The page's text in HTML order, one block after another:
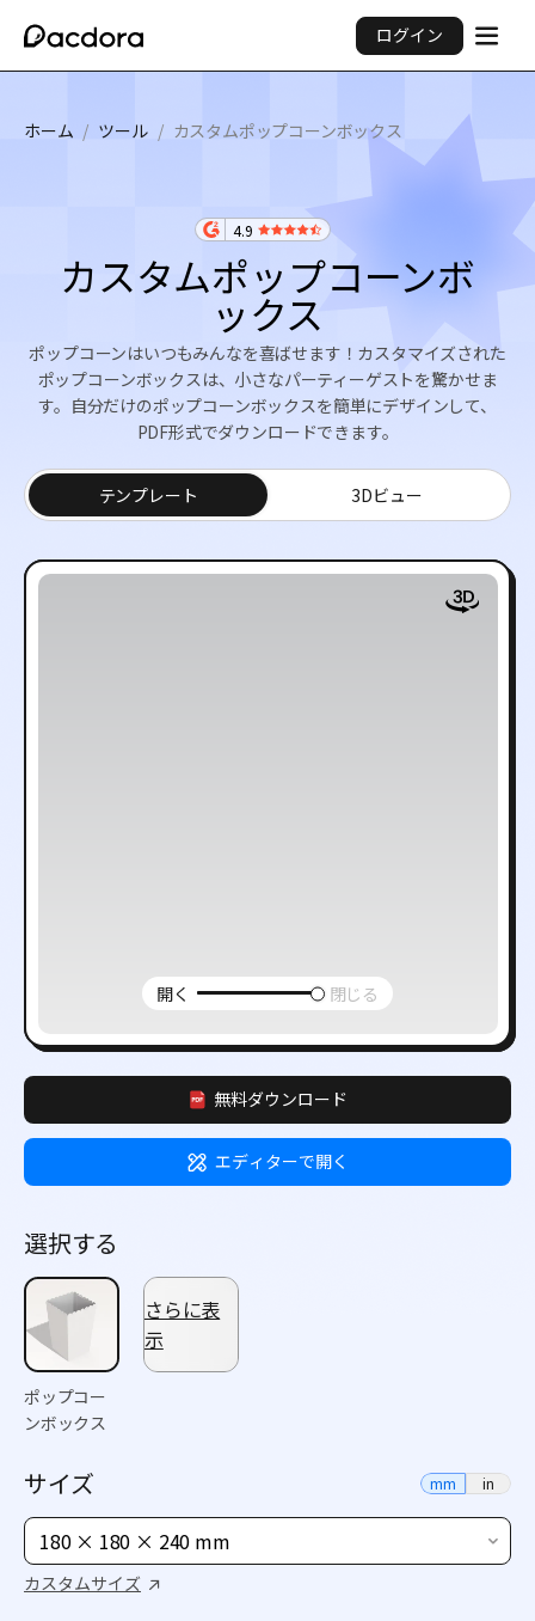
ログイン
ホーム / ツール / カスタムポップコーンボックス
4.9
カスタムポップコーンボ
ックス
ポップコーンはいつもみんなを喜ばせます！カスタマイズされた
ポップコーンボックスは、小さなパーティーゲストを驚かせま
す。自分だけのポップコーンボックスを簡単にデザインして、
PDF形式でダウンロードできます。
無料ダウンロード
エディターで開く
テンプレート 3Dビュー
開く 閉じる
選択する
ポップコー
ンボックス
さらに表
示
サイズ mm in
180 × 180 × 240 mm
カスタムサイズ